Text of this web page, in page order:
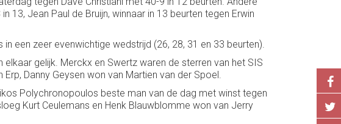
Jean Paul de Bruijn, winnaar in 13 beurten tegen Erwin
een zeer evenwichtige wedstrijd (26, 28, 31 en 33 beurten).
gelijk. Merckx en Swertz waren de sterren van het SIS
Danny Geysen won van Martien van der Spoel.
Polychronopoulos beste man van de dag met winst tegen
Kurt Ceulemans en Henk Blauwblomme won van Jerry